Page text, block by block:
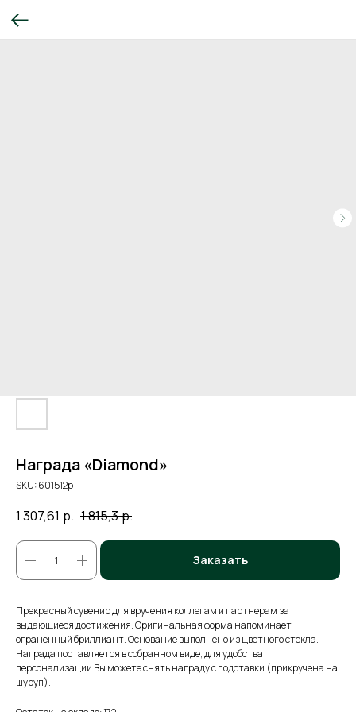
Награда «Diamond»
SKU:601512p
1 307,61 р. 1 815,3р.
Заказать
Прекрасный сувенир для вручения коллегам и партнерам за
выдающиеся достижения. Оригинальная форма напоминает
ограненный бриллиант. Основание выполнено из цветного стекла.
Награда поставляется в собранном виде, для удобства
персонализации Вы можете снять награду с подставки (прикручена на
шуруп).